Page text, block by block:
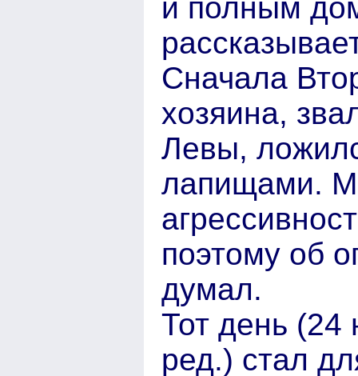
и полным
Сначала
хозяина,
Левы,
лапищами.
поэтому об
думал.
Тот день
ред.) стал